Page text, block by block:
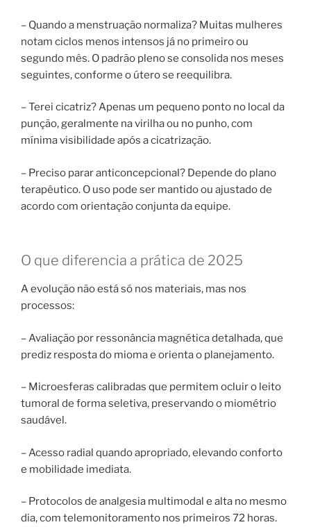
– Quando a menstruação normaliza? Muitas mulheres
notam ciclos menos intensos já no primeiro ou
segundo mês. O padrão pleno se consolida nos meses
seguintes, conforme o útero se reequilibra.
– Terei cicatriz? Apenas um pequeno ponto no local da
punção, geralmente na virilha ou no punho, com
mínima visibilidade após a cicatrização.
– Preciso parar anticoncepcional? Depende do plano
terapêutico. O uso pode ser mantido ou ajustado de
acordo com orientação conjunta da equipe.
O que diferencia a prática de 2025
A evolução não está só nos materiais, mas nos
processos:
– Avaliação por ressonância magnética detalhada, que
prediz resposta do mioma e orienta o planejamento.
– Microesferas calibradas que permitem ocluir o leito
tumoral de forma seletiva, preservando o miométrio
saudável.
– Acesso radial quando apropriado, elevando conforto
e mobilidade imediata.
– Protocolos de analgesia multimodal e alta no mesmo
dia, com telemonitoramento nos primeiros 72 horas.